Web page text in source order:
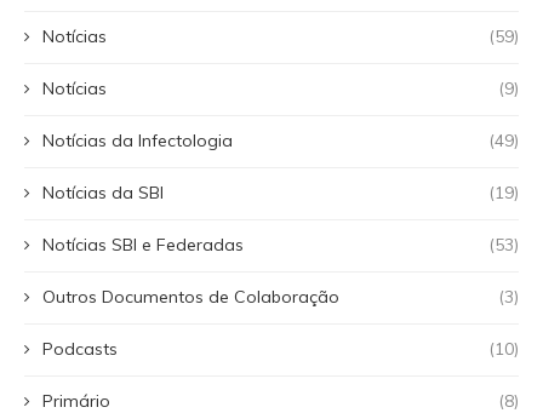
Notícias (59)
Notícias (9)
Notícias da Infectologia (49)
Notícias da SBI (19)
Notícias SBI e Federadas (53)
Outros Documentos de Colaboração (3)
Podcasts (10)
Primário (8)